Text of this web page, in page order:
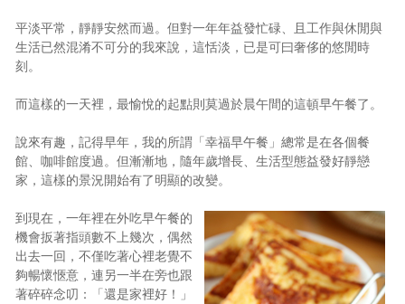
歷史區
關於Yilan
個人著作
活動實況記錄
媒體報導一覽
合作與代言
訂閱電子報
平淡平常，靜靜安然而過。但對一年年益發忙碌、且工作與休閒與
生活已然混淆不可分的我來說，這恬淡，已是可曰奢侈的悠閒時
刻。
而這樣的一天裡，最愉悅的起點則莫過於晨午間的這頓早午餐了。
說來有趣，記得早年，我的所謂「幸福早午餐」總常是在各個餐
館、咖啡館度過。但漸漸地，隨年歲增長、生活型態益發好靜戀
家，這樣的景況開始有了明顯的改變。
到現在，一年裡在外吃早午餐的
機會扳著指頭數不上幾次，偶然
出去一回，不僅吃著心裡老覺不
夠暢懷愜意，連另一半在旁也跟
著碎碎念叨：「還是家裡好！」